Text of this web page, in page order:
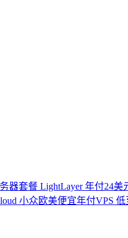
器套餐 LightLayer 年付24美
小众欧美便宜年付VPS